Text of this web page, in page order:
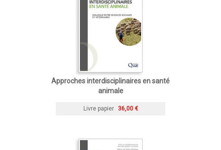
Approches interdisciplinaires en santé
animale
Livre papier 36,00 €